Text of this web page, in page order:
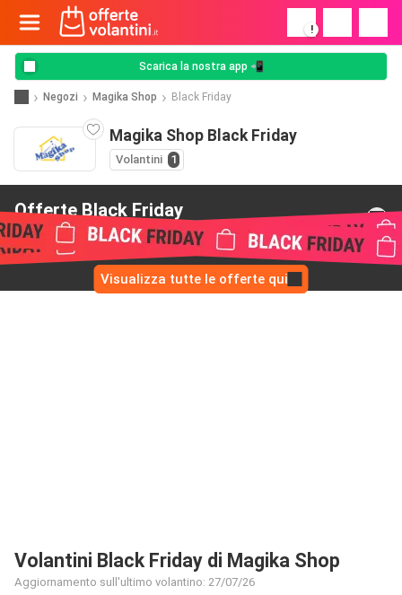
!
Scarica la nostra app 📲
Negozi Magika Shop Black Friday
Magika Shop Black Friday
Volantini 1
Offerte Black Friday
da Magika Shop
Visualizza tutte le offerte qui
Volantini Black Friday di Magika Shop
Aggiornamento sull'ultimo volantino: 27/07/26